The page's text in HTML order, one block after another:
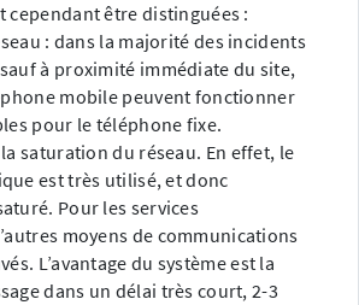
cependant être distinguées :
: dans la majorité des incidents
à proximité immédiate du site,
mobile peuvent fonctionner
pour le téléphone fixe.
saturation du réseau. En effet, le
est très utilisé, et donc
Pour les services
moyens de communications
L’avantage du système est la
dans un délai très court, 2-3